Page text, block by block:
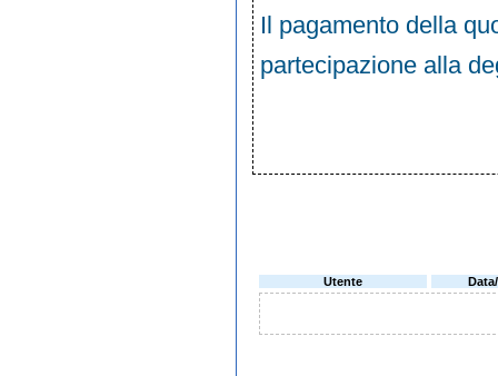
Il pagamento della
partecipazione alla
Utente